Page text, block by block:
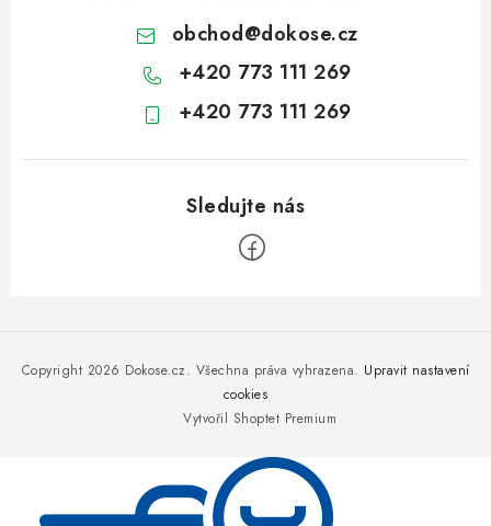
obchod@dokose.cz
+420 773 111 269
+420 773 111 269
Vytvořil Shoptet Premium
Copyright 2026 Dokose.cz. Všechna práva vyhrazena. Upravit nastavení
cookies